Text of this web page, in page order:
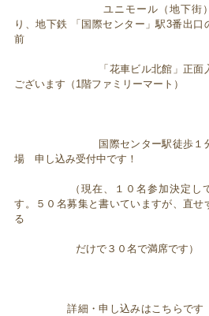
ユニモール（地下街）
り、地下鉄 「国際センター」駅3番出口
前
「花車ビル北館」正面入
ございます（1階ファミリーマート）
国際センター駅徒歩１分
場 申し込み受付中です！
（現在、１０名参加決定して
す。５０名募集と書いていますが、直せ
る
だけで３０名で満席です）
詳細・申し込みはこちらです